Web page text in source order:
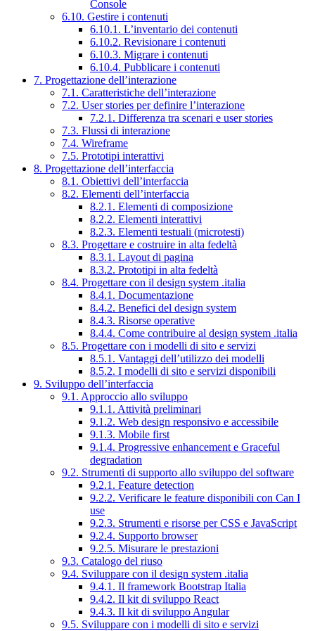
Console
6.10. Gestire i contenuti
6.10.1. L’inventario dei contenuti
6.10.2. Revisionare i contenuti
6.10.3. Migrare i contenuti
6.10.4. Pubblicare i contenuti
7. Progettazione dell’interazione
7.1. Caratteristiche dell’interazione
7.2. User stories per definire l’interazione
7.2.1. Differenza tra scenari e user stories
7.3. Flussi di interazione
7.4. Wireframe
7.5. Prototipi interattivi
8. Progettazione dell’interfaccia
8.1. Obiettivi dell’interfaccia
8.2. Elementi dell’interfaccia
8.2.1. Elementi di composizione
8.2.2. Elementi interattivi
8.2.3. Elementi testuali (microtesti)
8.3. Progettare e costruire in alta fedeltà
8.3.1. Layout di pagina
8.3.2. Prototipi in alta fedeltà
8.4. Progettare con il design system .italia
8.4.1. Documentazione
8.4.2. Benefici del design system
8.4.3. Risorse operative
8.4.4. Come contribuire al design system .italia
8.5. Progettare con i modelli di sito e servizi
8.5.1. Vantaggi dell’utilizzo dei modelli
8.5.2. I modelli di sito e servizi disponibili
9. Sviluppo dell’interfaccia
9.1. Approccio allo sviluppo
9.1.1. Attività preliminari
9.1.2. Web design responsivo e accessibile
9.1.3. Mobile first
9.1.4. Progressive enhancement e Graceful
degradation
9.2. Strumenti di supporto allo sviluppo del software
9.2.1. Feature detection
9.2.2. Verificare le feature disponibili con Can I
use
9.2.3. Strumenti e risorse per CSS e JavaScript
9.2.4. Supporto browser
9.2.5. Misurare le prestazioni
9.3. Catalogo del riuso
9.4. Sviluppare con il design system .italia
9.4.1. Il framework Bootstrap Italia
9.4.2. Il kit di sviluppo React
9.4.3. Il kit di sviluppo Angular
9.5. Sviluppare con i modelli di sito e servizi